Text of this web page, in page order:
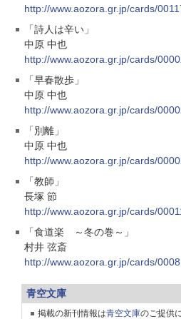
http://www.aozora.gr.jp/cards/
「詩人は辛い」
中原 中也
http://www.aozora.gr.jp/cards/
「早春散歩」
中原 中也
http://www.aozora.gr.jp/cards/
「別離」
中原 中也
http://www.aozora.gr.jp/cards/
「教師」
長塚 節
http://www.aozora.gr.jp/cards/
「食道楽 ～冬の巻～」
村井 弦斎
http://www.aozora.gr.jp/cards/
青空文庫
掲載の新刊情報は青空文庫のご提供